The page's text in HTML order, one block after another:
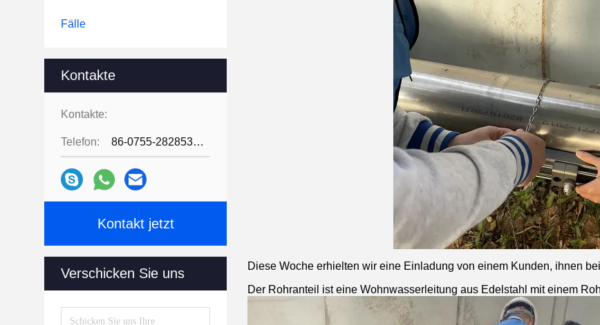
Fälle
Kontakte
Kontakte:
Telefon: 86-0755-28285391
Kontakt jetzt
Verschicken Sie uns
Diese Woche erhielten wir eine Einladung von einem Kunden, ihnen
Der Rohranteil ist eine Wohnwasserleitung aus Edelstahl mit einem